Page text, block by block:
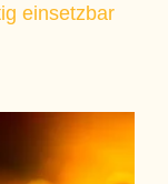
einsetzbar